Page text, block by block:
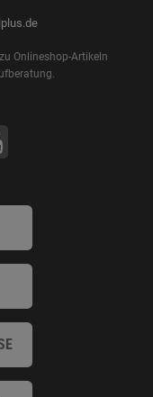
Onlineshop-Artikeln